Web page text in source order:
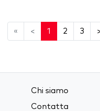
« < 1 2 3
Chi siamo
Contatta